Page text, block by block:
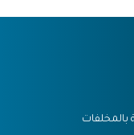
بالمخلفات